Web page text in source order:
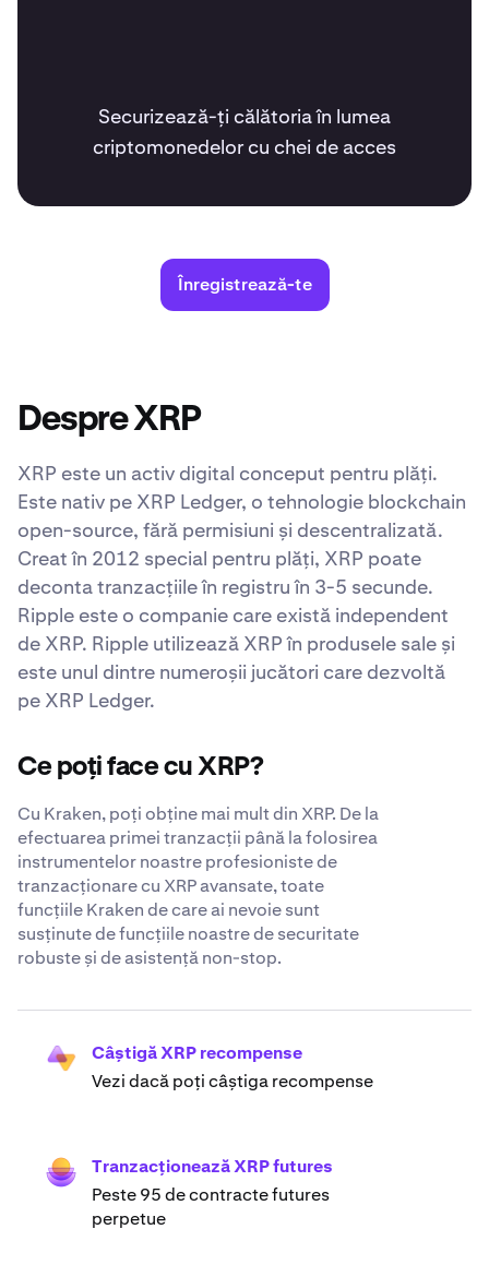
Securizează-ți călătoria în lumea
criptomonedelor cu chei de acces
Înregistrează-te
Despre XRP
XRP este un activ digital conceput pentru plăți.
Este nativ pe XRP Ledger, o tehnologie blockchain
open-source, fără permisiuni și descentralizată.
Creat în 2012 special pentru plăți, XRP poate
deconta tranzacțiile în registru în 3-5 secunde.
Ripple este o companie care există independent
de XRP. Ripple utilizează XRP în produsele sale și
este unul dintre numeroșii jucători care dezvoltă
pe XRP Ledger.
Ce poți face cu XRP?
Cu Kraken, poți obține mai mult din XRP. De la
efectuarea primei tranzacții până la folosirea
instrumentelor noastre profesioniste de
tranzacționare cu XRP avansate, toate
funcțiile Kraken de care ai nevoie sunt
susținute de funcțiile noastre de securitate
robuste și de asistență non-stop.
Câștigă XRP recompense
Vezi dacă poți câștiga recompense
Tranzacționează XRP futures
Peste 95 de contracte futures
perpetue